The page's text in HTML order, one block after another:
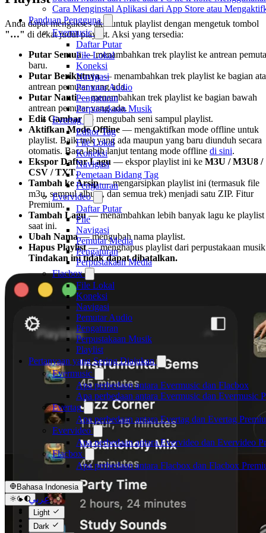
Cara Menginstal Aplikasi dari App Store atau
Panduan Pengguna
Evermusic
Daftar Putar
File Lokal
Koneksi
Navigasi
Pemutar Audio
Pengaturan
Perpustakaan Musik
Evertag
Editor Tag
File Lokal
Koneksi
Navigasi
Pemetaan Bidang Tag
Pengaturan
Evervideo
Daftar Putar
File
Navigasi
Pemutar Media
Pengaturan
Perpustakaan Media
Flacbox
File Lokal
Koneksi
Navigasi
Pemutar Audio
Pengaturan
Perpustakaan Musik
Playlist
Pertanyaan yang Sering Diajukan
Evermusic
Apa perbedaan antara Evermusic dan Flacbox
Apa perbedaan antara Evermusic dan Evermusic
Evertag
Apa perbedaan antara Evertag dan Evertag
Evervideo
Apa perbedaan antara Evervideo dan Evervideo
Flacbox
Apa perbedaan antara Flacbox dan Flacbox
Bahasa Indonesia
عربي
Català
Čeština
Dansk
Light
Dark
Anda dapat mengakses aksi untuk playlist dengan mengetuk tombol
"…" di dekat judul playlist. Aksi yang tersedia:
Putar Semua— menambahkan trek playlist ke antrean
baru.
Putar Berikutnya— menambahkan trek playlist ke bagian
antrean pemutar yang ada.
Putar Nanti— menambahkan trek playlist ke bagian bawah
antrean pemutar yang ada.
Edit Gambar— mengubah seni sampul playlist.
Aktifkan Mode Offline — mengaktifkan mode offline untuk
playlist. Baik trek yang ada maupun yang baru diunduh secara
otomatis. Baca lebih lanjut tentang mode offline di sini.
Ekspor Daftar Lagu — ekspor playlist ini ke M3U / M3U8 /
CSV / TXT.
Tambah ke Arsip— mengarsipkan playlist ini (termasuk file
m3u, sampul album, dan semua trek) menjadi satu ZIP. Fitur
Premium.
Tambah Lagu— menambahkan lebih banyak lagu ke playlist
saat ini.
Ubah Nama— mengubah nama playlist.
Hapus Playlist— menghapus playlist dari perpustakaan
Tindakan ini tidak dapat dibatalkan.